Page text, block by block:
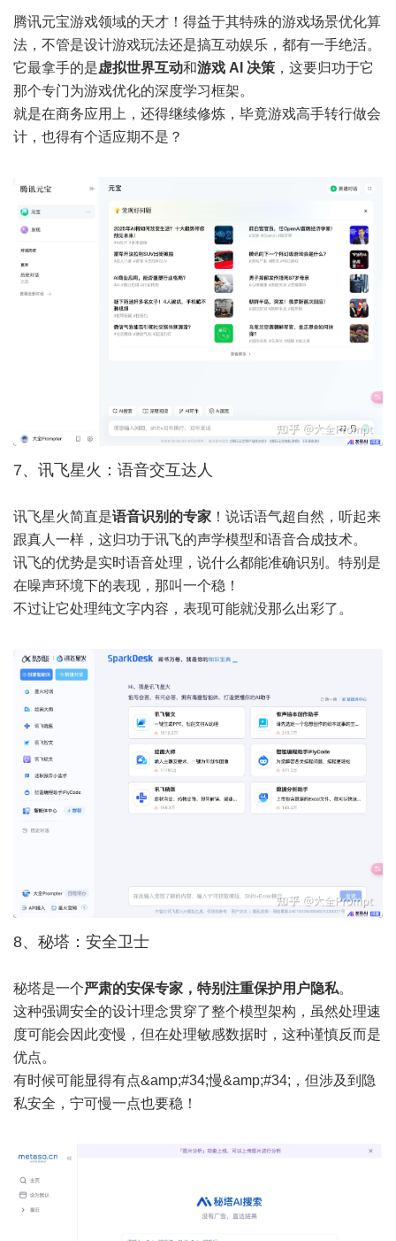
腾讯元宝游戏领域的天才！得益于其特殊的游戏场景优化算
法，不管是设计游戏玩法还是搞互动娱乐，都有一手绝活。
它最拿手的是虚拟世界互动和游戏 AI 决策 ，这要归功于它
那个专门为游戏优化的深度学习框架。
就是在商务应用上，还得继续修炼，毕竟游戏高手转行做会
计，也得有个适应期不是？
7、讯飞星火：语音交互达人
讯飞星火简直是语音识别的专家 ！说话语气超自然，听起来
跟真人一样，这归功于讯飞的声学模型和语音合成技术。
讯飞的优势是实时语音处理，说什么都能准确识别。特别是
在噪声环境下的表现，那叫一个稳！
不过让它处理纯文字内容，表现可能就没那么出彩了。
8、秘塔：安全卫士
秘塔是一个严肃的安保专家，特别注重保护用户隐私。
这种强调安全的设计理念贯穿了整个模型架构，虽然处理速
度可能会因此变慢，但在处理敏感数据时，这种谨慎反而是
优点。
有时候可能显得有点&amp;#34;慢&amp;#34;，但涉及到隐
私安全，宁可慢一点也要稳！